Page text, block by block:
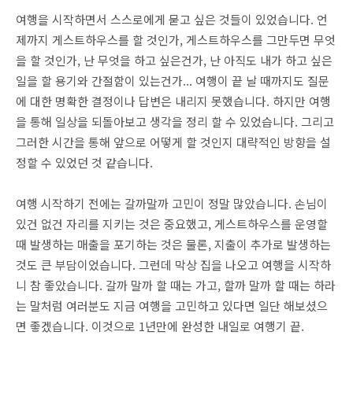
여행을 시작하면서 스스로에게 묻고 싶은 것들이 있었습니다. 언
제까지 게스트하우스를 할 것인가, 게스트하우스를 그만두면 무엇
을 할 것인가, 난 무엇을 하고 싶은건가, 난 아직도 내가 하고 싶은
일을 할 용기와 간절함이 있는건가... 여행이 끝 날 때까지도 질문
에 대한 명확한 결정이나 답변은 내리지 못했습니다. 하지만 여행
을 통해 일상을 되돌아보고 생각을 정리 할 수 있었습니다. 그리고
그러한 시간을 통해 앞으로 어떻게 할 것인지 대략적인 방향을 설
정할 수 있었던 것 같습니다.
여행 시작하기 전에는 갈까말까 고민이 정말 많았습니다. 손님이
있건 없건 자리를 지키는 것은 중요했고, 게스트하우스를 운영할
때 발생하는 매출을 포기하는 것은 물론, 지출이 추가로 발생하는
것도 큰 부담이었습니다. 그런데 막상 집을 나오고 여행을 시작하
니 참 좋았습니다. 갈까 말까 할 때는 가고, 할까 말까 할 때는 하라
는 말처럼 여러분도 지금 여행을 고민하고 있다면 일단 해보셨으
면 좋겠습니다. 이것으로 1년만에 완성한 내일로 여행기 끝.